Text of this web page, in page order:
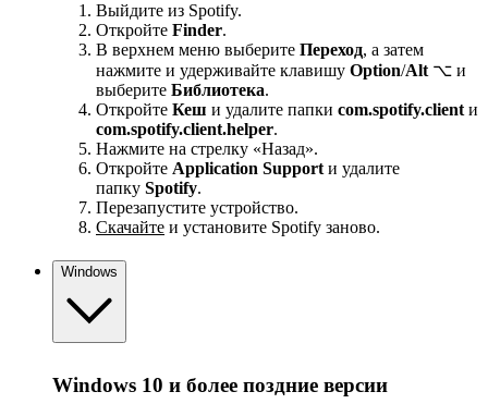
Выйдите из Spotify.
Откройте Finder.
В верхнем меню выберите Переход, а затем
нажмите и удерживайте клавишу Option/Alt ⌥ и
выберите Библиотека.
Откройте Кеш и удалите папки com.spotify.client и
com.spotify.client.helper.
Нажмите на стрелку «Назад».
Откройте Application Support и удалите
папку Spotify.
Перезапустите устройство.
Скачайте и установите Spotify заново.
Windows
Windows 10 и более поздние версии